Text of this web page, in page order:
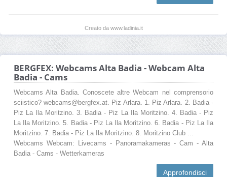
Creato da www.ladinia.it
BERGFEX: Webcams Alta Badia - Webcam Alta
Badia - Cams
Webcams Alta Badia. Conoscete altre Webcam nel comprensorio
sciistico? webcams@bergfex.at. Piz Arlara. 1. Piz Arlara. 2. Badia -
Piz La Ila Moritzino. 3. Badia - Piz La Ila Moritzino. 4. Badia - Piz
La Ila Moritzino. 5. Badia - Piz La Ila Moritzino. 6. Badia - Piz La Ila
Moritzino. 7. Badia - Piz La Ila Moritzino. 8. Moritzino Club ...
Webcams Webcam: Livecams - Panoramakameras - Cam - Alta
Badia - Cams - Wetterkameras
Approfondisci